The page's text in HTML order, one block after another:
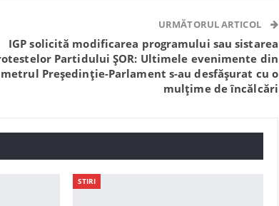
URMĂTORUL ARTICOL
IGP solicită modificarea programului sau sistarea
Partidului ȘOR: Ultimele evenimente din
Președinție-Parlament s-au desfășurat cu o
mulțime de încălcări
STIRI